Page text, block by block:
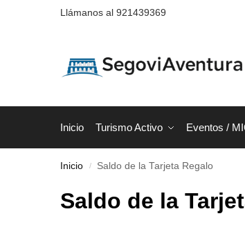
Llámanos al 921439369
Inicio Turismo Activo Eventos /
Inicio / Saldo de la Tarjeta Regalo
Saldo de la